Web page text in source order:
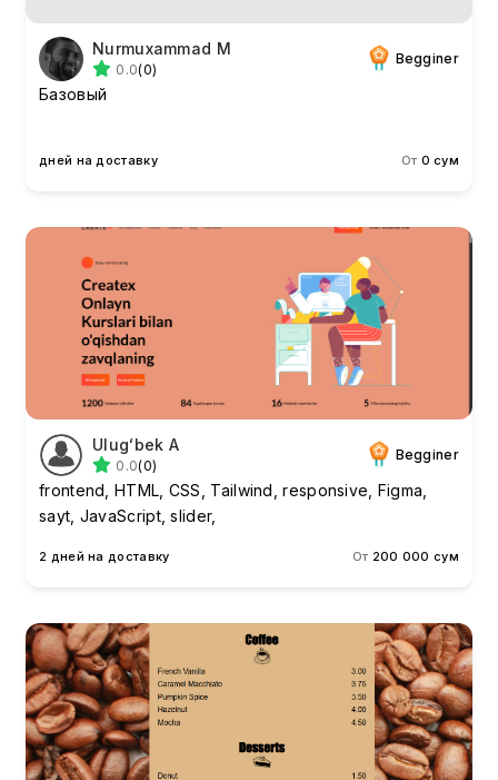
Nurmuxammad M
0.0(0)
Begginer
Базовый
дней на доставку От 0 сум
Ulugʻbek A
0.0(0)
Begginer
frontend, HTML, CSS, Tailwind, responsive, Figma,
sayt, JavaScript, slider,
2 дней на доставку От 200 000 сум